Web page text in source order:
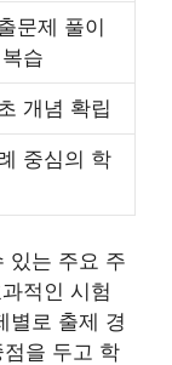
문제 풀이
습
개념 확립
중심의 학
있는 주요 주
적인 시험
별로 출제 경
을 두고 학